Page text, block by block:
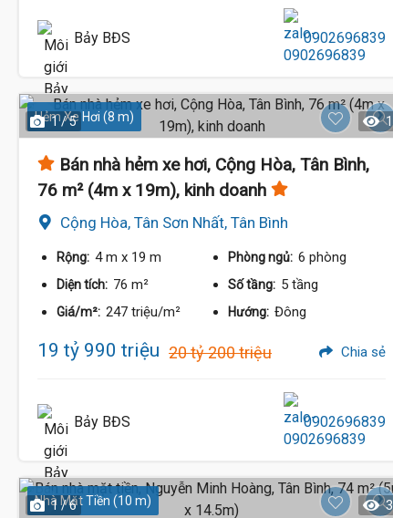
Bảy BĐS 0902696839
Hẻm Xe Hơi (8 m)
1 / 5 1
Bán nhà hẻm xe hơi, Cộng Hòa, Tân Bình,
76 m² (4m x 19m), kinh doanh
Cộng Hòa, Tân Sơn Nhất, Tân Bình
Rộng: 4 m x 19 m Phòng ngủ: 6 phòng
Diện tích: 76 m² Số tầng: 5 tầng
Giá/m²: 247 triệu/m² Hướng: Đông
19 tỷ 990 triệu 20 tỷ 200 triệu Chia sẻ
Bảy BĐS 0902696839
Nhà Mặt Tiền (10 m)
1 / 6 3